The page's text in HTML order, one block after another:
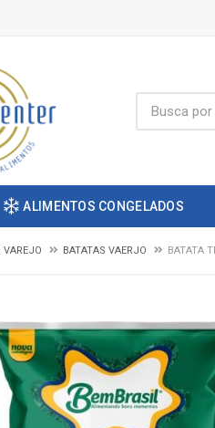
ALIMENTOS CONGELADOS
VAREJO BATATAS VAERJO BATATA